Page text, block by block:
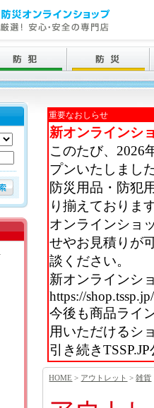
重要なおしらせ
新オンラインシ
このたび、2026
プンいたしまし
防災用品・防犯
り揃えておりま
オンラインショ
せやお見積りが
談ください。
新オンラインシ
https://shop.tssp.jp/
今後も商品ライ
用いただけるシ
引き続き
HOME > アウトレット >雑貨